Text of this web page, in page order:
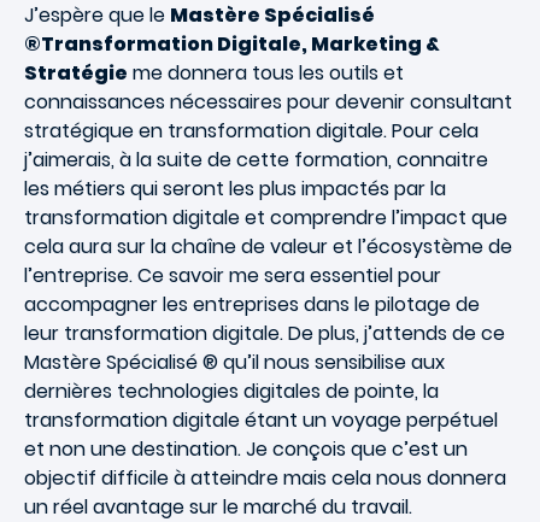
J’espère que le Mastère Spécialisé
®Transformation Digitale, Marketing &
Stratégie me donnera tous les outils et
connaissances nécessaires pour devenir consultant
stratégique en transformation digitale. Pour cela
j’aimerais, à la suite de cette formation, connaitre
les métiers qui seront les plus impactés par la
transformation digitale et comprendre l’impact que
cela aura sur la chaîne de valeur et l’écosystème de
l’entreprise. Ce savoir me sera essentiel pour
accompagner les entreprises dans le pilotage de
leur transformation digitale. De plus, j’attends de ce
Mastère Spécialisé ® qu’il nous sensibilise aux
dernières technologies digitales de pointe, la
transformation digitale étant un voyage perpétuel
et non une destination. Je conçois que c’est un
objectif difficile à atteindre mais cela nous donnera
un réel avantage sur le marché du travail.